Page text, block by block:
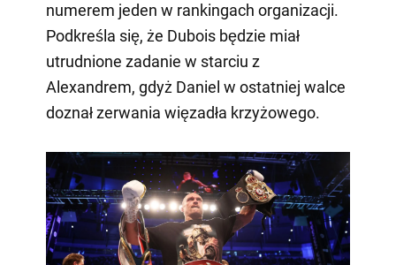
numerem jeden w rankingach organizacji.
Podkreśla się, że Dubois będzie miał
utrudnione zadanie w starciu z
Alexandrem, gdyż Daniel w ostatniej walce
doznał zerwania więzadła krzyżowego.